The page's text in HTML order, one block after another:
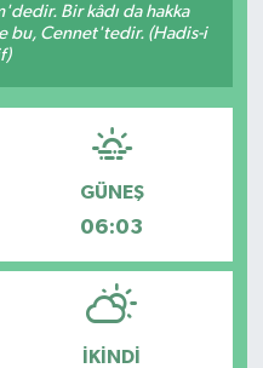
Bir kâdı da hakka
bu, Cennet'tedir. (Hadis-i
GÜNEŞ
06:03
İKINDI